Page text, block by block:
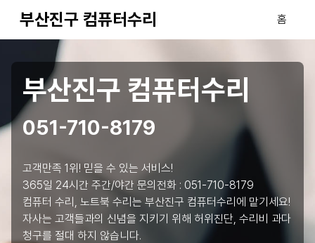
부산진구 컴퓨터수리 홈
부산진구 컴퓨터수리
051-710-8179
고객만족 1위! 믿을 수 있는 서비스!
365일 24시간 주간/야간 문의전화 : 051-710-8179
컴퓨터 수리, 노트북 수리는 부산진구 컴퓨터수리에 맡기세요!
자사는 고객들과의 신념을 지키기 위해 허위진단, 수리비 과다
청구를 절대 하지 않습니다.